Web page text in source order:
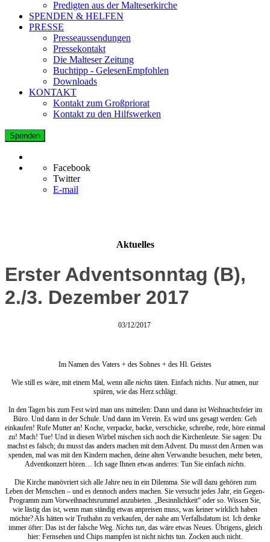
Predigten aus der Malteserkirche
SPENDEN & HELFEN
PRESSE
Presseaussendungen
Pressekontakt
Die Malteser Zeitung
Buchtipp - GelesenEmpfohlen
Downloads
KONTAKT
Kontakt zum Großpriorat
Kontakt zu den Hilfswerken
Spenden
Facebook
Twitter
E-mail
Aktuelles
Erster Adventsonntag (B),
2./3. Dezember 2017
03/12/2017
Im Namen des Vaters + des Sohnes + des Hl. Geistes
Wie still es wäre, mit einem Mal, wenn alle nichts täten. Einfach nichts. Nur atmen, nur
spüren, wie das Herz schlägt.
In den Tagen bis zum Fest wird man uns mitteilen: Dann und dann ist Weihnachtsfeier im
Büro. Und dann in der Schule. Und dann im Verein. Es wird uns gesagt werden: Geh
einkaufen! Rufe Mutter an! Koche, verpacke, backe, verschicke, schreibe, rede, höre einmal
zu! Mach! Tue! Und in diesen Wirbel mischen sich noch die Kirchenleute. Sie sagen: Du
machst es falsch; du musst das anders machen mit dem Advent. Du musst den Armen was
spenden, mal was mit den Kindern machen, deine alten Verwandte besuchen, mehr beten,
Adventkonzert hören… Ich sage Ihnen etwas anderes: Tun Sie einfach nichts.
Die Kirche manövriert sich alle Jahre neu in ein Dilemma. Sie will dazu gehören zum
Leben der Menschen – und es dennoch anders machen. Sie versucht jedes Jahr, ein Gegen-
Programm zum Vorweihnachtsrummel anzubieten. „Besinnlichkeit“ oder so. Wissen Sie,
wie lästig das ist, wenn man ständig etwas anpreisen muss, was keiner wirklich haben
möchte? Als hätten wir Truthahn zu verkaufen, der nahe am Verfallsdatum ist. Ich denke
immer öfter: Das ist der falsche Weg. Nichts tun, das wäre etwas Neues. Übrigens, gleich
hier: Fernsehen und Chips mampfen ist nicht nichts tun. Zocken auch nicht.